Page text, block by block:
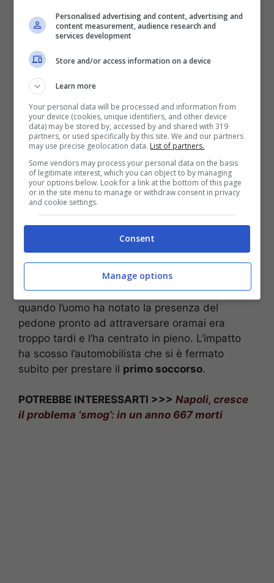
Una pattuglia dei carabinieri ha svolto i rilievi del caso (foto di
repertorio)
l’uomo viaggiava ad alta velocità a bordo della
. Improvvisamente gli è apparso
davanti il ragazzo intento ad attraversare. Ma
quando l’uomo ha notato la presenza del
pedone pronto ad attraversare oramai era
troppo tardi e l’ha centrato in pieno. L’impatto
ha scosso l’automobilista che si è fermato
subito per prestare il primo soccorso.
POTREBBE INTERESSARTI >>> Napoli, cresce
il problema ‘smog’: in un anno 667 morti
Personalised advertising and content, advertising and
content measurement, audience research and
services development
Store and/or access information on a device
Learn more
Your personal data will be processed and information from
your device (cookies, unique identifiers, and other device
data) may be stored by, accessed by and shared with 319
partners, or used specifically by this site. We and our partners
may use precise geolocation data. List of partners.
Some vendors may process your personal data on the basis
of legitimate interest, which you can object to by managing
your options below. Look for a link at the bottom of this page
or in the site menu to manage or withdraw consent in privacy
and cookie settings.
Consent
Manage options